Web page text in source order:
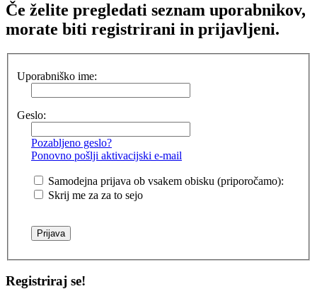
Če želite pregledati seznam uporabnikov,
morate biti registrirani in prijavljeni.
Uporabniško ime:
Geslo:
Pozabljeno geslo?
Ponovno pošlji aktivacijski e-mail
Samodejna prijava ob vsakem obisku (priporočamo):
Skrij me za za to sejo
Registriraj se!